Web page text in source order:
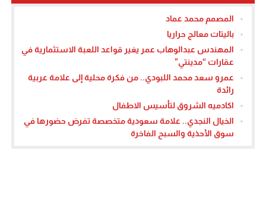
المصمم محمد عماد
باليتات معالج حراريا
المهندس عبدالوهاب عمر يغير قواعد اللعبة الاستثمارية في
عقارات “مدينتي”
عمرو سعد محمد اللبودي.. من فكرة محلية إلى علامة عربية
رائدة
اكادميه الشروق لتأسيس الاطفال
الخيال النجدي.. علامة سعودية متخصصة تفرض حضورها في
سوق الأحذية والسبح الفاخرة